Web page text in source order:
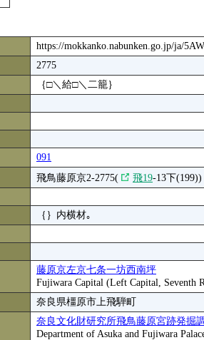
https://mokkanko.nabunken.go.jp/ja/
2775
｛□＼給□＼二籠｝
091
飛鳥藤原京2-2775( 飛19-13下(199))
｛｝内横材｡
藤原京左京七条一坊西南坪
Fujiwara Capital (Left Capital, Seventh
奈良県橿原市上飛騨町
奈良文化財研究所飛鳥藤原宮跡発掘
Department of Asuka and Fujiwara